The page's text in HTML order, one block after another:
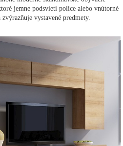
jemne podsvieti police alebo vnútorné
vystavené predmety.